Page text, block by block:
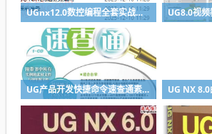
UGnx12.0数控编程全套实战视频教程
UG产品开发快捷命令速查通素材文件与效果源文件+光盘+模型文件